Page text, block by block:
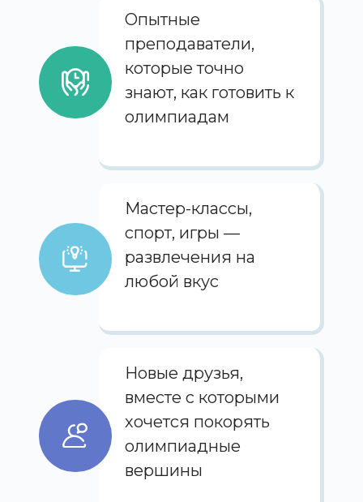
Опытные
преподаватели,
которые точно
знают, как готовить к
олимпиадам
Мастер-классы,
спорт, игры —
развлечения на
любой вкус
Новые друзья,
вместе с которыми
хочется покорять
олимпиадные
вершины